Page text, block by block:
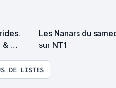
&
Les Nanars du
sur NT1
DE LISTES